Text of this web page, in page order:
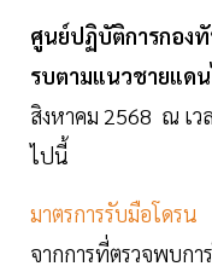
ศูนย์ปฏิบัติการกอง
รบตามแนวชายแด
สิงหาคม 2568 ณ เว
ไปนี้
มาตรการรับมือโดรน
จากการที่ตรวจพบกา